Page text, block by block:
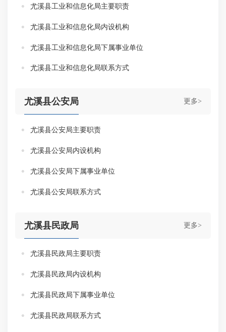
尤溪县工业和信息化局主要职责
尤溪县工业和信息化局内设机构
尤溪县工业和信息化局下属事业单位
尤溪县工业和信息化局联系方式
更多>
尤溪县公安局
尤溪县公安局主要职责
尤溪县公安局内设机构
尤溪县公安局下属事业单位
尤溪县公安局联系方式
更多>
尤溪县民政局
尤溪县民政局主要职责
尤溪县民政局内设机构
尤溪县民政局下属事业单位
尤溪县民政局联系方式